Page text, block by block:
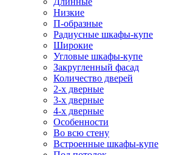
Низкие
П-образные
Радиусные шкафы-купе
Широкие
Угловые шкафы-купе
Закругленный фасад
Количество дверей
2-х дверные
3-х дверные
4-х дверные
Особенности
Во всю стену
Встроенные шкафы-купе